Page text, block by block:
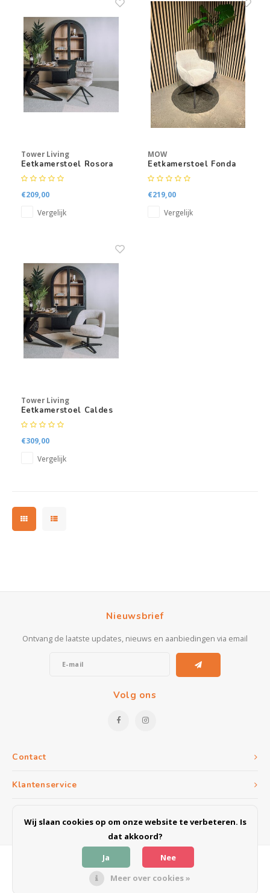
Tower Living
Eetkamerstoel Rosora
€209,00
Vergelijk
MOW
Eetkamerstoel Fonda
€219,00
Vergelijk
Tower Living
Eetkamerstoel Caldes
€309,00
Vergelijk
Contact
Nieuwsbrief
Ontvang de laatste updates, nieuws en aanbiedingen via email
Volg ons
Klantenservice
© Copyright 2026 Meubel & Outlet Weert - Powered by
Wij slaan cookies op om onze website te verbeteren. Is
dat akkoord?
Ja
Nee
Meer over cookies »